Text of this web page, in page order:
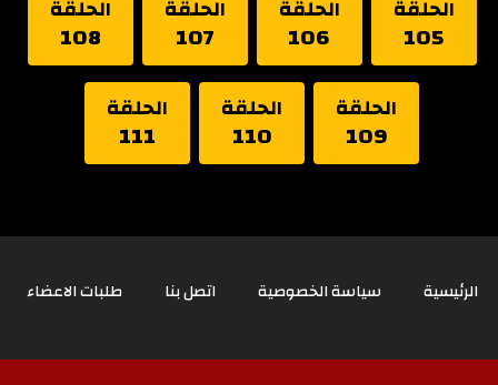
الحلقة
105
الحلقة
106
الحلقة
107
الحلقة
108
الحلقة
109
الحلقة
110
الحلقة
111
الرئيسية سياسة الخصوصية اتصل بنا طلبات الاعضاء